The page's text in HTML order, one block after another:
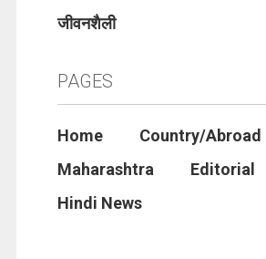
जीवनशैली
PAGES
Home
Country/Abroad
Maharashtra
Editorial
Hindi News